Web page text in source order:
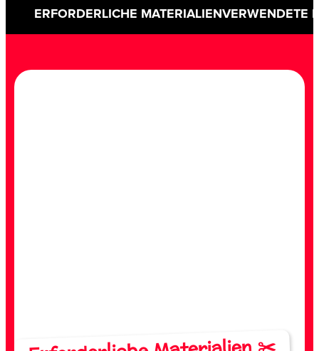
ERFORDERLICHE MATERIALIENVERWENDETE